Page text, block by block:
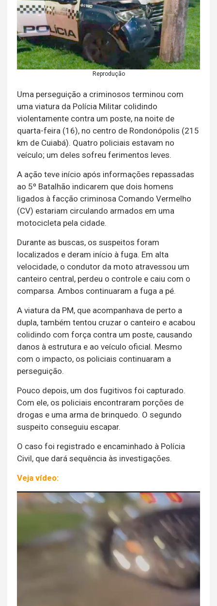
Reprodução
Uma perseguição a criminosos terminou com
uma viatura da Polícia Militar colidindo
violentamente contra um poste, na noite de
quarta-feira (16), no centro de Rondonópolis (215
km de Cuiabá). Quatro policiais estavam no
veículo; um deles sofreu ferimentos leves.
A ação teve início após informações repassadas
ao 5º Batalhão indicarem que dois homens
ligados à facção criminosa Comando Vermelho
(CV) estariam circulando armados em uma
motocicleta pela cidade.
Durante as buscas, os suspeitos foram
localizados e deram início à fuga. Em alta
velocidade, o condutor da moto atravessou um
canteiro central, perdeu o controle e caiu com o
comparsa. Ambos continuaram a fuga a pé.
A viatura da PM, que acompanhava de perto a
dupla, também tentou cruzar o canteiro e acabou
colidindo com força contra um poste, causando
danos à estrutura e ao veículo oficial. Mesmo
com o impacto, os policiais continuaram a
perseguição.
Pouco depois, um dos fugitivos foi capturado.
Com ele, os policiais encontraram porções de
drogas e uma arma de brinquedo. O segundo
suspeito conseguiu escapar.
O caso foi registrado e encaminhado à Polícia
Civil, que dará sequência às investigações.
Veja vídeo:
Tocador